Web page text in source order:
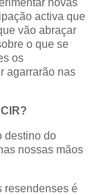
activa que
vão abraçar
o que se
os
agarrarão nas
destino do
nossas mãos
resendenses é